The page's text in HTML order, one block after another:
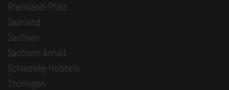
Rheinland-Pfalz
Saarland
Sachsen
Sachsen-Anhalt
Schleswig-Holstein
Thüringen